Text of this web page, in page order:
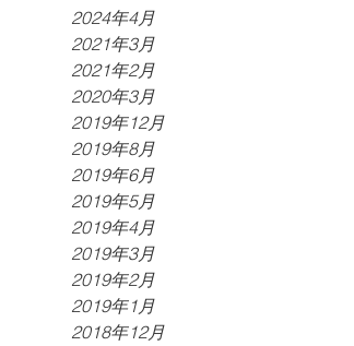
2024年4月
2021年3月
2021年2月
2020年3月
2019年12月
2019年8月
2019年6月
2019年5月
2019年4月
2019年3月
2019年2月
2019年1月
2018年12月